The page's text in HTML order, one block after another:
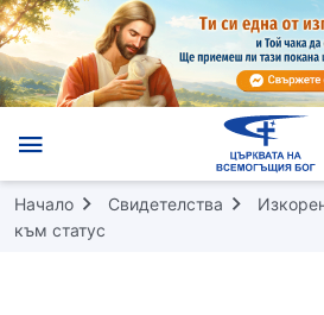
Начало Свидетелства
към статус